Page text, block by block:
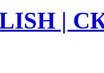
|